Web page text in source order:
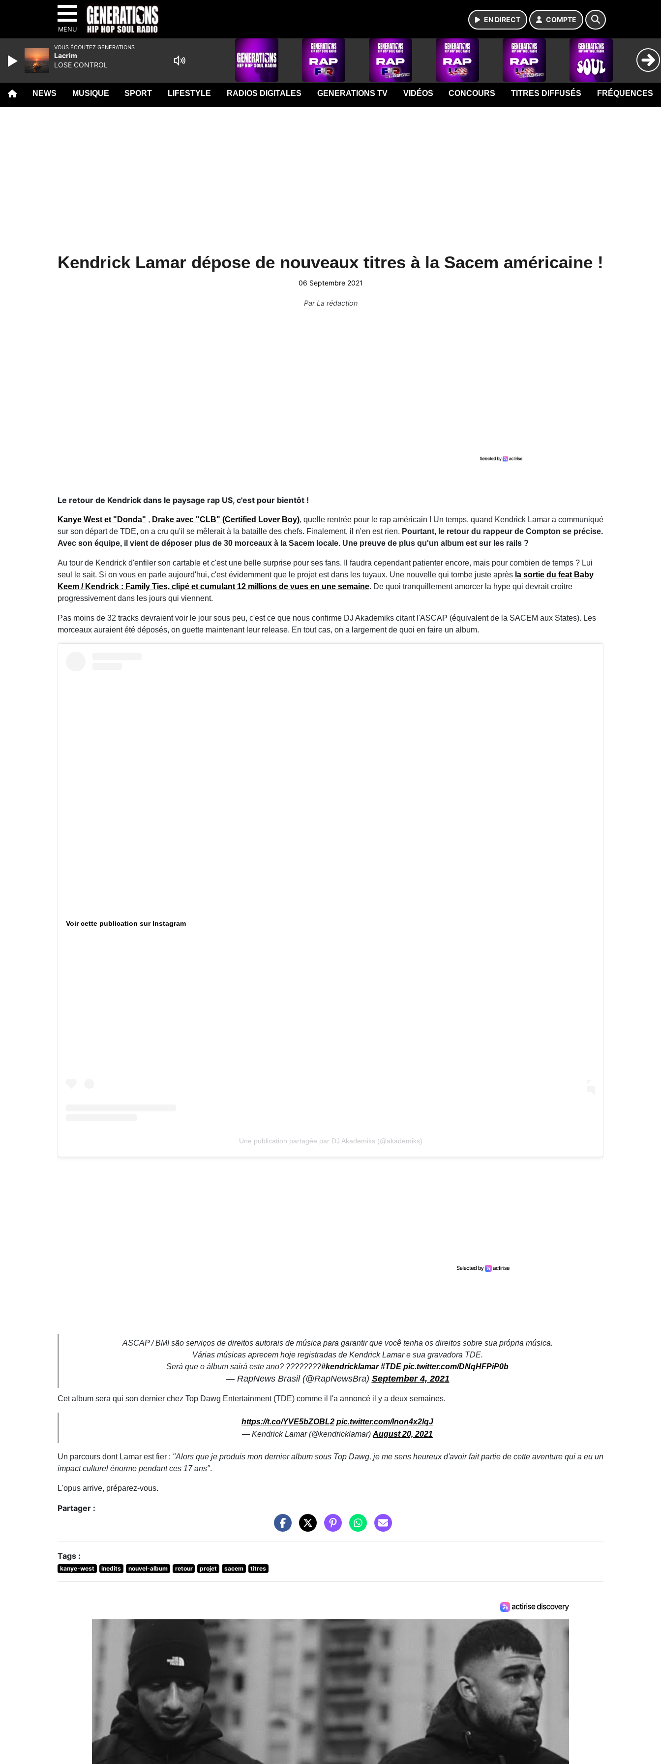
MENU
EN DIRECT COMPTE
NEWS MUSIQUE SPORT LIFESTYLE RADIOS DIGITALES GENERATIONS TV VIDÉOS CONCOURS TITRES DIFFUSÉS FRÉQUENCES
Kendrick Lamar dépose de nouveaux titres à la Sacem américaine !
06 Septembre 2021
ParLa rédaction
Le retour de Kendrick dans le paysage rap US, c'est pour bientôt !
Kanye West et "Donda" , Drake avec "CLB" (Certified Lover Boy), quelle rentrée pour le rap américain ! Un temps, quand Kendrick Lamar a communiqué
sur son départ de TDE, on a cru qu'il se mêlerait à la bataille des chefs. Finalement, il n'en est rien. Pourtant, le retour du rappeur de Compton se précise.
Avec son équipe, il vient de déposer plus de 30 morceaux à la Sacem locale. Une preuve de plus qu'un album est sur les rails ?
Au tour de Kendrick d'enfiler son cartable et c'est une belle surprise pour ses fans. Il faudra cependant patienter encore, mais pour combien de temps ? Lui
seul le sait. Si on vous en parle aujourd'hui, c'est évidemment que le projet est dans les tuyaux. Une nouvelle qui tombe juste après la sortie du feat Baby
Keem / Kendrick : Family Ties, clipé et cumulant 12 millions de vues en une semaine. De quoi tranquillement amorcer la hype qui devrait croitre
progressivement dans les jours qui viennent.
Pas moins de 32 tracks devraient voir le jour sous peu, c'est ce que nous confirme DJ Akademiks citant l'ASCAP (équivalent de la SACEM aux States). Les
morceaux auraient été déposés, on guette maintenant leur release. En tout cas, on a largement de quoi en faire un album.
Voir cette publication sur Instagram
Une publication partagée par DJ Akademiks (@akademiks)
ASCAP / BMI são serviços de direitos autorais de música para garantir que você tenha os direitos sobre sua própria música.
Várias músicas aprecem hoje registradas de Kendrick Lamar e sua gravadora TDE.
Será que o álbum sairá este ano? ????????#kendricklamar #TDE pic.twitter.com/DNqHFPiP0b
— RapNews Brasil (@RapNewsBra) September 4, 2021
Cet album sera qui son dernier chez Top Dawg Entertainment (TDE) comme il l'a annoncé il y a deux semaines.
https://t.co/YVE5bZOBL2 pic.twitter.com/Inon4x2lqJ
— Kendrick Lamar (@kendricklamar) August 20, 2021
Un parcours dont Lamar est fier : "Alors que je produis mon dernier album sous Top Dawg, je me sens heureux d'avoir fait partie de cette aventure qui a eu un
impact culturel énorme pendant ces 17 ans".
L'opus arrive, préparez-vous.
Partager :
Tags :
kanye-west inedits nouvel-album retour projet sacem titres
VOUS ÉCOUTEZ GENERATIONS
Lacrim
LOSE CONTROL